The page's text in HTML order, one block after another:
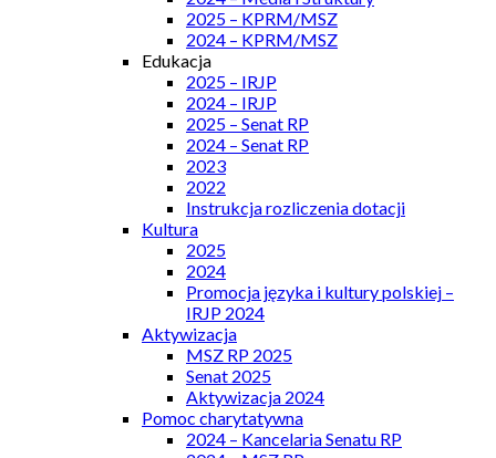
2025 – KPRM/MSZ
2024 – KPRM/MSZ
Edukacja
2025 – IRJP
2024 – IRJP
2025 – Senat RP
2024 – Senat RP
2023
2022
Instrukcja rozliczenia dotacji
Kultura
2025
2024
Promocja języka i kultury polskiej –
IRJP 2024
Aktywizacja
MSZ RP 2025
Senat 2025
Aktywizacja 2024
Pomoc charytatywna
2024 – Kancelaria Senatu RP